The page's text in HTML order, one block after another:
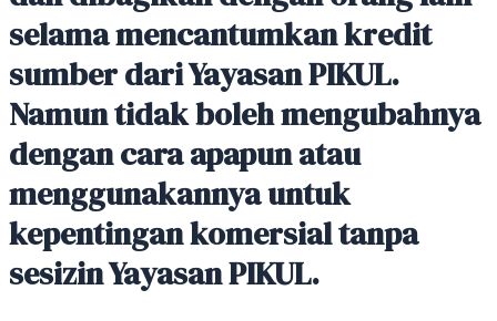
selama mencantumkan kredit
sumber dari Yayasan PIKUL.
Namun tidak boleh mengubahnya
dengan cara apapun atau
menggunakannya untuk
kepentingan komersial tanpa
sesizin Yayasan PIKUL.